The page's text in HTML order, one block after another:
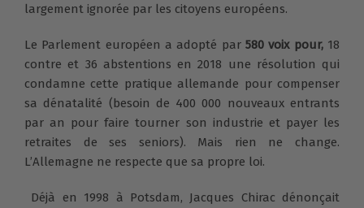
largement ignorée par les citoyens européens.
Le Parlement européen a adopté par 580 voix pour,18
contre et 36 abstentions en 2018 une résolution qui
condamne cette pratique allemande pour compenser
sa dénatalité (besoin de 400 000 nouveaux entrants
par an pour faire tourner son industrie et payer les
retraites de ses seniors). Mais rien ne change.
L’Allemagne ne respecte que sa propre loi.
Déjà en 1998 à Potsdam, Jacques Chirac dénonçait